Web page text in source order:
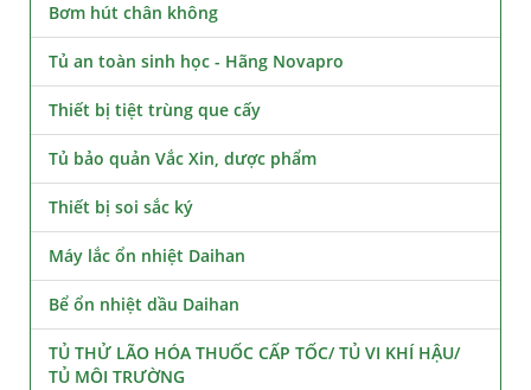
Bơm hút chân không
Tủ an toàn sinh học - Hãng Novapro
Thiết bị tiệt trùng que cấy
Tủ bảo quản Vắc Xin, dược phẩm
Thiết bị soi sắc ký
Máy lắc ổn nhiệt Daihan
Bể ổn nhiệt dầu Daihan
TỦ THỬ LÃO HÓA THUỐC CẤP TỐC/ TỦ VI KHÍ HẬU/
TỦ MÔI TRƯỜNG